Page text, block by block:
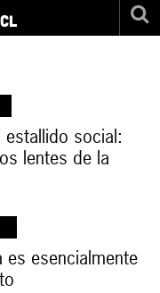
estallido social:
lentes de la
es esencialmente